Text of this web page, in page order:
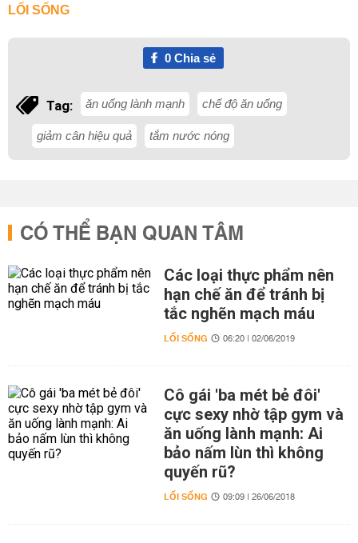
LỐI SỐNG
0Chia sẻ
Tag: ăn uống lành mạnh chế độ ăn uống
giảm cân hiệu quả tắm nước nóng
CÓ THỂ BẠN QUAN TÂM
Các loại thực phẩm nên
hạn chế ăn để tránh bị
tắc nghẽn mạch máu
LỐI SỐNG 06:20 | 02/06/2019
Cô gái 'ba mét bẻ đôi'
cực sexy nhờ tập gym và
ăn uống lành mạnh: Ai
bảo nấm lùn thì không
quyến rũ?
LỐI SỐNG 09:09 | 26/06/2018